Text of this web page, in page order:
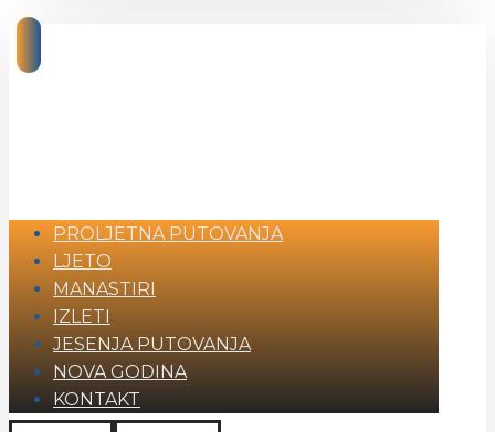
PROLJETNA PUTOVANJA
LJETO
MANASTIRI
IZLETI
JESENJA PUTOVANJA
NOVA GODINA
KONTAKT